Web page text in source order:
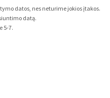
datos, nes neturime jokios įtakos.
datą.
5-7.